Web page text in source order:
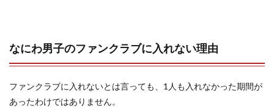
なにわ男子のファンクラブに入れない理由
ファンクラブに入れないとは言っても、1人も入れなかった期間が
あったわけではありません。